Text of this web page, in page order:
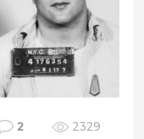
2 2329